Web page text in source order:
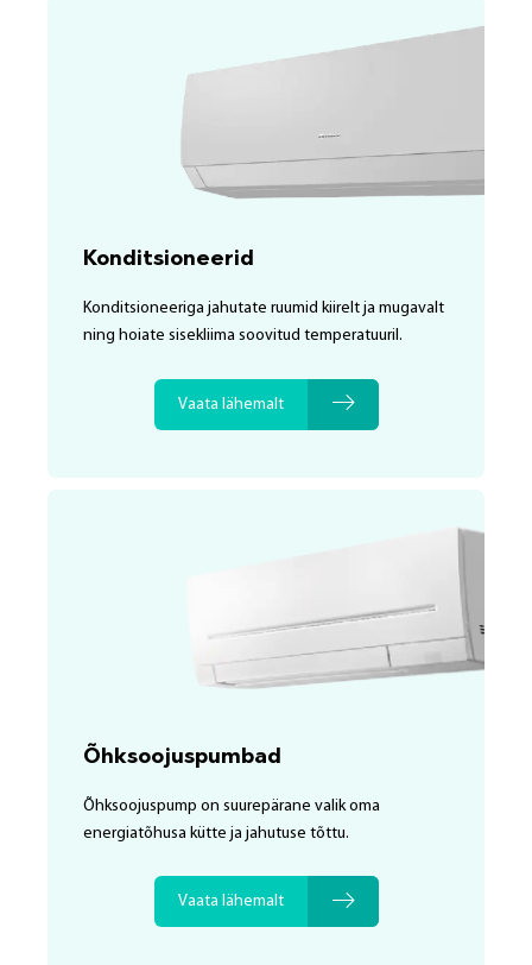
Konditsioneerid
Konditsioneeriga jahutate ruumid kiirelt ja mugavalt
ning hoiate sisekliima soovitud temperatuuril.
Vaata lähemalt
Õhksoojuspumbad
Õhksoojuspump on suurepärane valik oma
energiatõhusa kütte ja jahutuse tõttu.
Vaata lähemalt